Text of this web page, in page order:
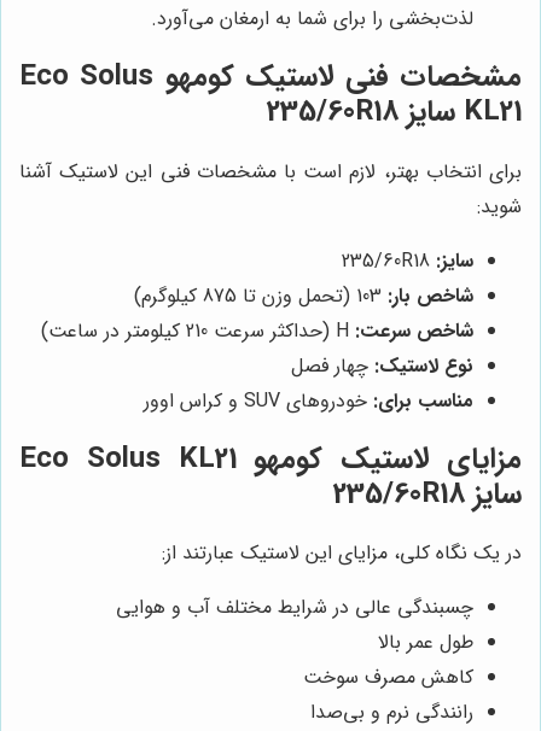
لذت‌بخشی را برای شما به ارمغان می‌آورد.
مشخصات فنی لاستیک کومهو Eco Solus
KL21 سایز 235/60R18
برای انتخاب بهتر، لازم است با مشخصات فنی این لاستیک آشنا
شوید:
سایز:
شاخص بار:
شاخص سرعت:
نوع لاستیک: چهار فصل
مناسب برای: خودروهای SUV و کراس اوور
مزایای لاستیک کومهو Eco Solus KL21
سایز 235/60R18
در یک نگاه کلی، مزایای این لاستیک عبارتند از:
چسبندگی عالی در شرایط مختلف آب و هوایی
طول عمر بالا
کاهش مصرف سوخت
رانندگی نرم و بی‌صدا